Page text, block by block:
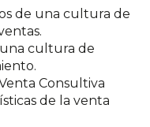
de una cultura de
cultura de
Consultiva
de la venta